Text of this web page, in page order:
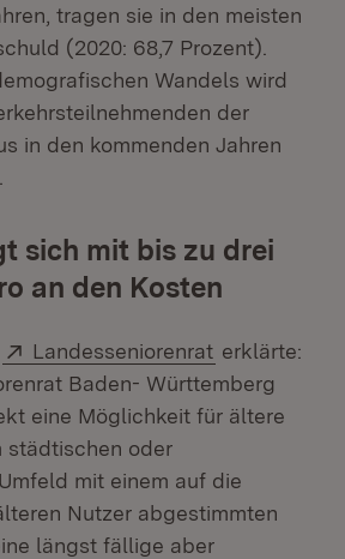
tragen sie in den meisten
(2020: 68,7 Prozent).
Wandels wird
der
in den kommenden Jahren
sich mit bis zu drei
an den Kosten
Extern:
Landesseniorenrat (Öffnet in
erklärte:
Baden- Württemberg
eine Möglichkeit für ältere
städtischen oder
mit einem auf die
Nutzer abgestimmten
längst fällige aber